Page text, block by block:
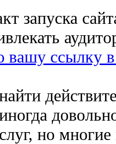
запуска
вашу ссылку
но